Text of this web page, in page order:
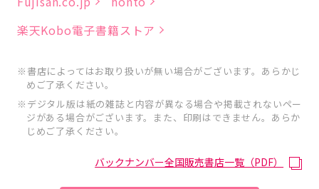
楽天Kobo電子書籍ストア
書店によってはお取り扱いが無い場合がございます。あらかじ
めご了承ください。
デジタル版は紙の雑誌と内容が異なる場合や掲載されないペー
ジがある場合がございます。また、印刷はできません。あらか
じめご了承ください。
バックナンバー全国販売書店一覧（PDF）